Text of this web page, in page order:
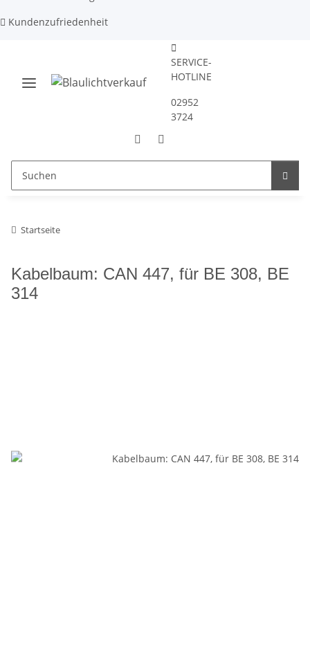
Kundenzufriedenheit
SERVICE-
HOTLINE
02952
3724
Startseite
Kabelbaum: CAN 447, für BE 308, BE
314